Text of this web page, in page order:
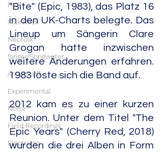
Folk
Folk Rock
Neofolk
Singer/Songwriter
Americana
Experimental
Noise
Field Recordings
Electronic
"Bite" (Epic, 1983), das Platz 16
in den UK-Charts belegte. Das
Lineup um Sängerin Clare
Grogan hatte inzwischen
weitere Änderungen erfahren.
1983 löste sich die Band auf.
2012 kam es zu einer kurzen
Reunion. Unter dem Titel "The
Epic Years" (Cherry Red, 2018)
wurden die drei Alben in Form